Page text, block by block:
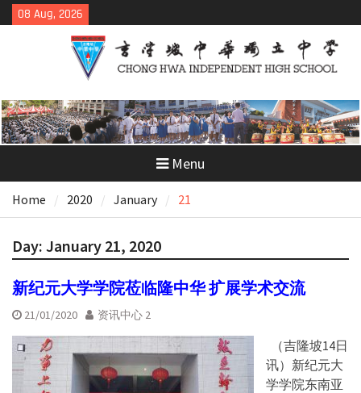
Skip
to
08 Aug, 2026
Menu
Home 2020 January 21
Day: January 21, 2020
新纪元大学学院莅临隆中华 扩展学术交流
21/01/2020 资讯中心 2
（吉隆坡14日
讯）新纪元大
学学院东南亚